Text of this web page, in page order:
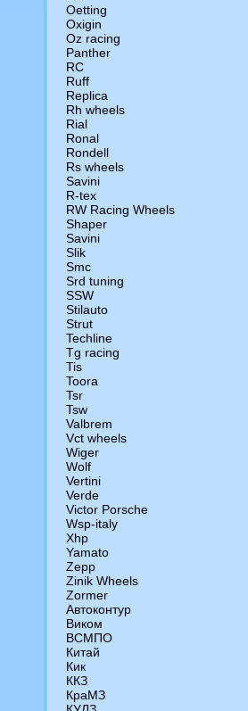
Oetting
Oxigin
Oz racing
Panther
RC
Ruff
Replica
Rh wheels
Rial
Ronal
Rondell
Rs wheels
Savini
R-tex
RW Racing Wheels
Shaper
Savini
Slik
Smc
Srd tuning
SSW
Stilauto
Strut
Techline
Tg racing
Tis
Toora
Tsr
Tsw
Valbrem
Vct wheels
Wiger
Wolf
Vertini
Verde
Victor Porsche
Wsp-italy
Xhp
Yamato
Zepp
Zinik Wheels
Zormer
Автоконтур
Виком
ВСМПО
Китай
Кик
ККЗ
КраМЗ